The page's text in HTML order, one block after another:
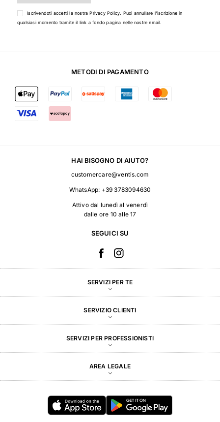
Iscrivendoti accetti la nostraPrivacy Policy . Puoi annullare l'iscrizione in
qualsiasi momento tramite il link a fondo pagina nelle nostre email.
METODI DI PAGAMENTO
HAI BISOGNO DI AIUTO?
customercare@ventis.com
WhatsApp: +39 3783094630
Attivo dal lunedì al venerdì
dalle ore 10 alle 17
SEGUICI SU
SERVIZI PER TE
SERVIZIO CLIENTI
SERVIZI PER PROFESSIONISTI
AREA LEGALE